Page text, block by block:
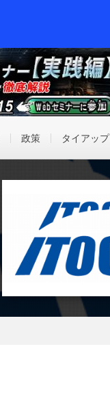
政策 タイアップ